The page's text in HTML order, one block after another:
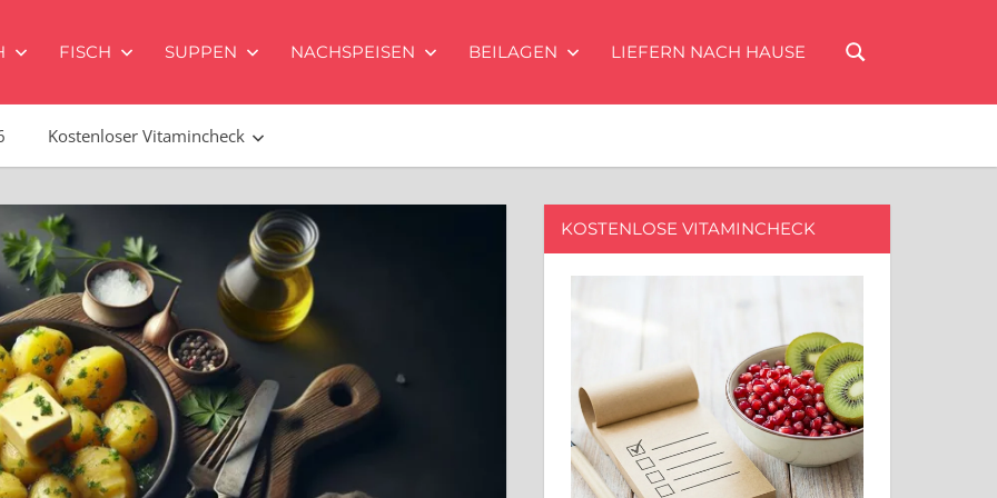
FISCH SUPPEN NACHSPEISEN BEILAGEN LIEFERN NACH HAUSE
Kostenloser Vitamincheck
KOSTENLOSE VITAMINCHECK